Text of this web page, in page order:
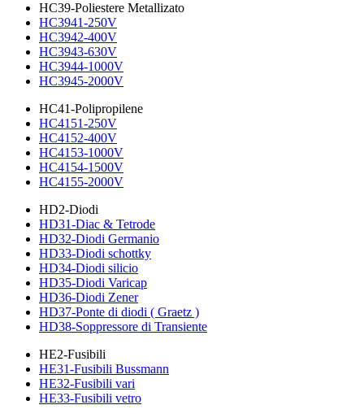
HC39-Poliestere Metallizato
HC3941-250V
HC3942-400V
HC3943-630V
HC3944-1000V
HC3945-2000V
HC41-Polipropilene
HC4151-250V
HC4152-400V
HC4153-1000V
HC4154-1500V
HC4155-2000V
HD2-Diodi
HD31-Diac & Tetrode
HD32-Diodi Germanio
HD33-Diodi schottky
HD34-Diodi silicio
HD35-Diodi Varicap
HD36-Diodi Zener
HD37-Ponte di diodi ( Graetz )
HD38-Soppressore di Transiente
HE2-Fusibili
HE31-Fusibili Bussmann
HE32-Fusibili vari
HE33-Fusibili vetro